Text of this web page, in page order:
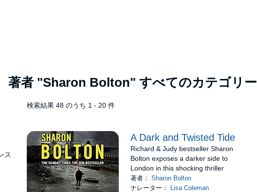
著者 "Sharon Bolton" すべてのカテゴリー
ス
検索結果 48 のうち 1 - 20 件
A Dark and Twisted Tide
Richard & Judy bestseller Sharon
Bolton exposes a darker side to
London in this shocking thriller
著者：Sharon Bolton
ナレーター：
Lisa Coleman